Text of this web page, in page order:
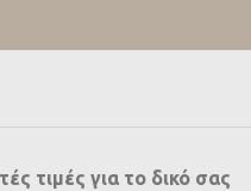
τιμές για το δικό σας